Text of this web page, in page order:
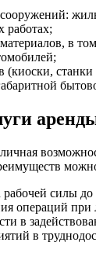
работах;
в
(киоски, станки
силы
операций
в
в